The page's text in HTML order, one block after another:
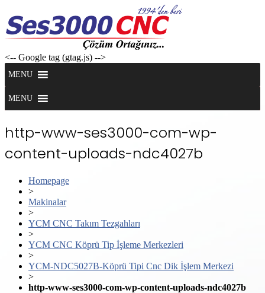
to
content
<-- Google tag (gtag.js) -->
MENU
MENU
http-www-ses3000-com-wp-
content-uploads-ndc4027b
Homepage
>
Makinalar
>
YCM CNC Takım Tezgahları
>
YCM CNC Köprü Tip İşleme Merkezleri
>
YCM-NDC5027B-Köprü Tipi Cnc Dik İşlem Merkezi
>
http-www-ses3000-com-wp-content-uploads-ndc4027b